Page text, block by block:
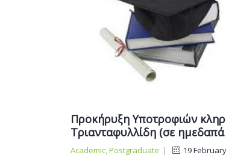
Προκήρυξη Υποτροφιών
Τριανταφυλλίδη (σε
Academic,Postgraduate | 19